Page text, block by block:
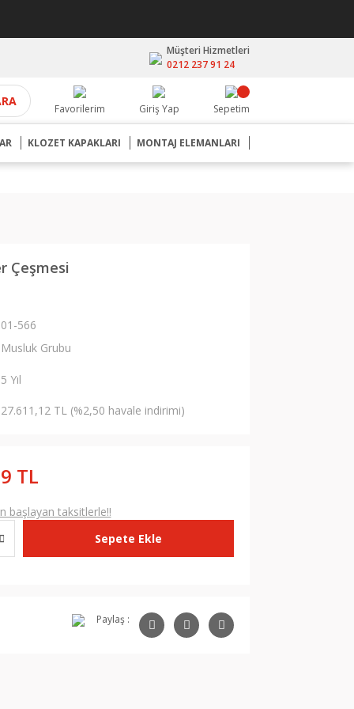
Müşteri Hizmetleri
0212 237 91 24
Favorilerim Giriş Yap Sepetim
KLOZET KAPAKLARI MONTAJ ELEMANLARI
Çeşmesi
01-566
Musluk Grubu
5 Yıl
27.611,12 TL (%2,50 havale indirimi)
TL
başlayan taksitlerle!!
Sepete Ekle
Paylaş :